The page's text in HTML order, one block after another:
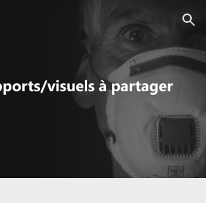
Skip to navigation